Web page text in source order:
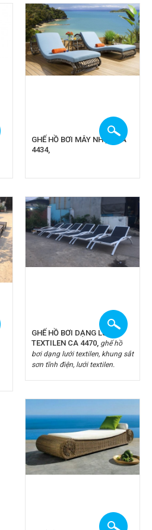
GHẾ HỒ BƠI MÂY NHỰA CA
4434,
GHẾ HỒ BƠI DẠNG LƯỚI
TEXTILEN CA 4470, ghế hồ
bơi dạng lưới textilen, khung sắt
sơn tĩnh điện, lưới textilen.